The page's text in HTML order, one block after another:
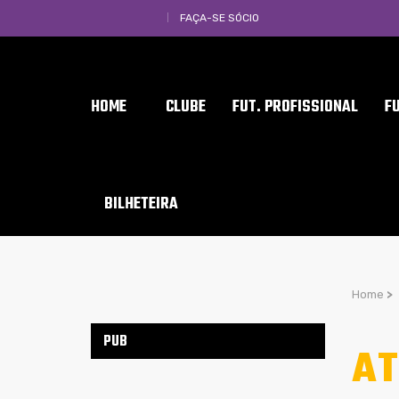
FAÇA-SE SÓCIO
HOME CLUBE FUT. PROFISSIONAL
BILHETEIRA
Home >
PUB